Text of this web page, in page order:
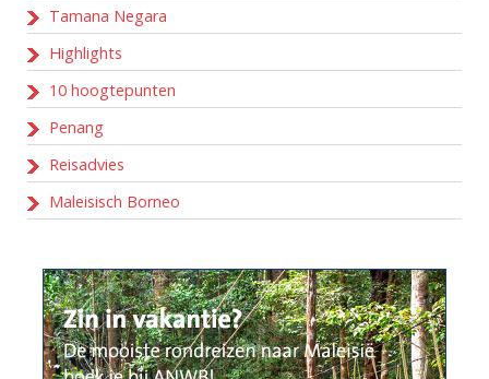
Tamana Negara
Highlights
10 hoogtepunten
Penang
Reisadvies
Maleisisch Borneo